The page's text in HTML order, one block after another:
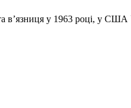
в’язниця у 1963 році, у